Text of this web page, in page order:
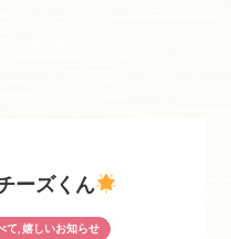
ーズくん
て,嬉しいお知らせ